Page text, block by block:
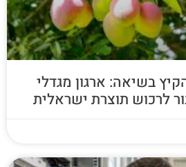
בשיאה: ארגון מגדלי
לרכוש תוצרת ישראלית